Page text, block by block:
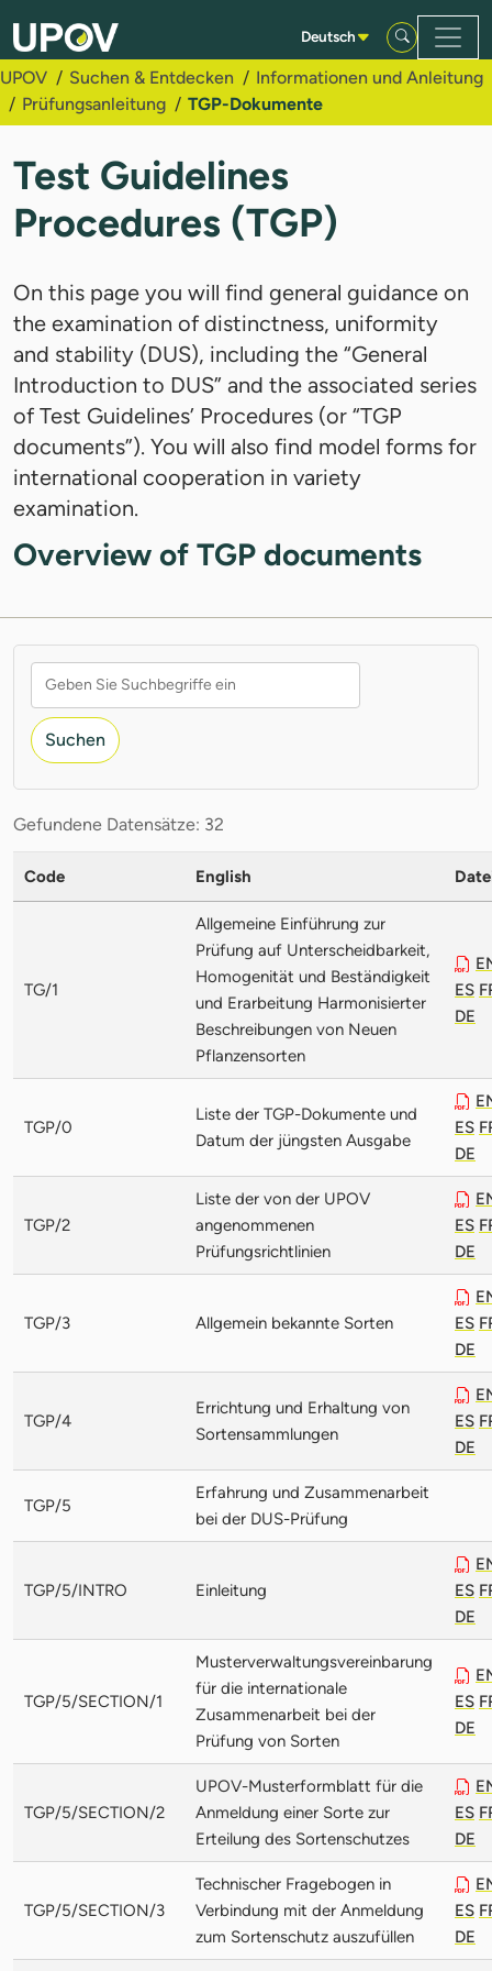
Zum Hauptinhalt springen
Deutsch
UPOV Suchen & Entdecken
Informationen und Anleitung
Prüfungsanleitung
TGP-Dokumente
Test Guidelines
Procedures (TGP)
On this page you will find general guidance on
the examination of distinctness, uniformity
and stability (DUS), including the “General
Introduction to DUS” and the associated series
of Test Guidelines’ Procedures (or “TGP
documents”). You will also find model forms for
international cooperation in variety
examination.
Overview of TGP documents
Suchen
Gefundene Datensätze: 32
Code English
TG/1
Allgemeine Einführung zur
Prüfung auf Unterscheidbarkeit,
Homogenität und Beständigkeit
und Erarbeitung Harmonisierter
Beschreibungen von Neuen
Pflanzensorten
ES
DE
TGP/0
Liste der TGP-Dokumente und
Datum der jüngsten Ausgabe
ES
DE
TGP/2
Liste der von der UPOV
angenommenen
Prüfungsrichtlinien
ES
DE
TGP/3 Allgemein bekannte Sorten
ES
DE
TGP/4
Errichtung und Erhaltung von
Sortensammlungen
ES
DE
TGP/5
Erfahrung und Zusammenarbeit
bei der DUS-Prüfung
TGP/5/INTRO Einleitung
ES
DE
TGP/5/SECTION/1
Musterverwaltungsvereinbarung
für die internationale
Zusammenarbeit bei der
Prüfung von Sorten
ES
DE
TGP/5/SECTION/2
UPOV-Musterformblatt für die
Anmeldung einer Sorte zur
Erteilung des Sortenschutzes
ES
DE
TGP/5/SECTION/3
Technischer Fragebogen in
Verbindung mit der Anmeldung
zum Sortenschutz auszufüllen
ES
DE